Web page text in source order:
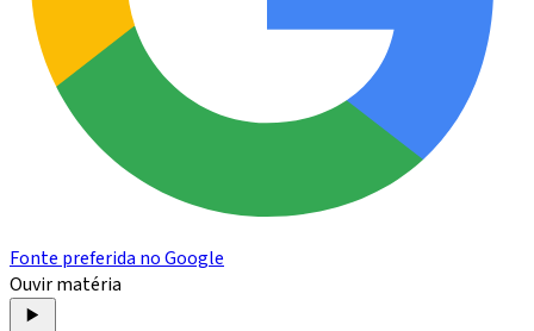
Fonte preferida no Google
Ouvir matéria